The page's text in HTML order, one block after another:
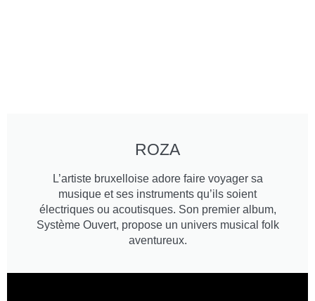
ROZA
L’artiste bruxelloise adore faire voyager sa
musique et ses instruments qu’ils soient
électriques ou acoutisques. Son premier album,
Système Ouvert, propose un univers musical folk
aventureux.